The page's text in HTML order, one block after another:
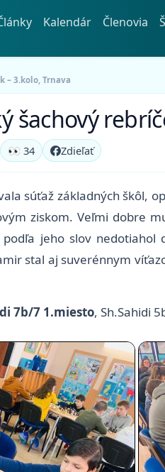
Kalendár Členovia
– 3.kolo, Trnava
šachový
👀 34 Zdieľať
súťaž základných škôl,
ziskom. Veľmi dobre
jeho slov
stal aj suverénnym
7b/7 1.miesto, Sh.Sahidi